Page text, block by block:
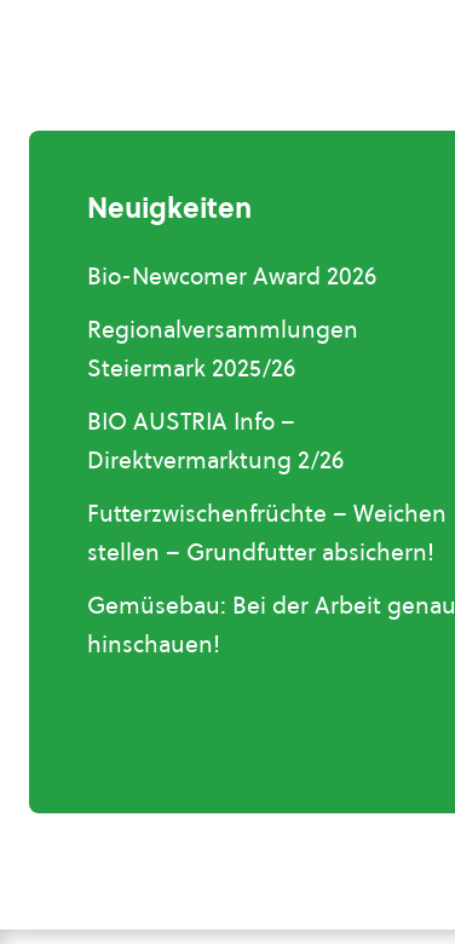
Neuigkeiten
Bio-Newcomer Award 2026
Regionalversammlungen
Steiermark 2025/26
BIO AUSTRIA Info –
Direktvermarktung 2/26
Futterzwischenfrüchte – Weichen
stellen – Grundfutter absichern!
Gemüsebau: Bei der Arbeit genau
hinschauen!